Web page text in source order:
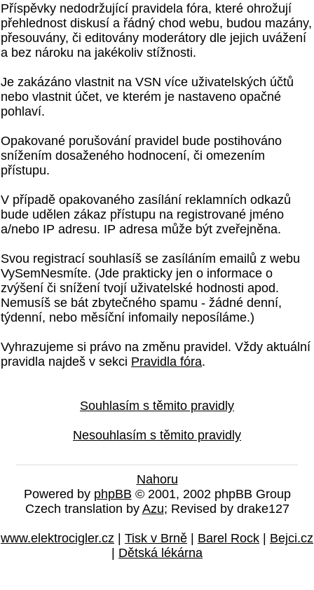
Příspěvky nedodržující pravidela fóra, které ohrožují
přehlednost diskusí a řádný chod webu, budou mazány,
přesouvány, či editovány moderátory dle jejich uvážení
a bez nároku na jakékoliv stížnosti.
Je zakázáno vlastnit na VSN více uživatelských účtů
nebo vlastnit účet, ve kterém je nastaveno opačné
pohlaví.
Opakované porušování pravidel bude postihováno
snížením dosaženého hodnocení, či omezením
přístupu.
V případě opakovaného zasílání reklamních odkazů
bude udělen zákaz přístupu na registrované jméno
a/nebo IP adresu. IP adresa může být zveřejněna.
Svou registrací souhlasíš se zasíláním emailů z webu
VySemNesmíte. (Jde prakticky jen o informace o
zvýšení či snížení tvojí uživatelské hodnosti apod.
Nemusíš se bát zbytečného spamu - žádné denní,
týdenní, nebo měsíční infomaily neposíláme.)
Vyhrazujeme si právo na změnu pravidel. Vždy aktuální
pravidla najdeš v sekci Pravidla fóra.
Souhlasím s těmito pravidly
Nesouhlasím s těmito pravidly
Nahoru
Powered by phpBB © 2001, 2002 phpBB Group
Czech translation by Azu; Revised by drake127
www.elektrocigler.cz | Tisk v Brně | Barel Rock | Bejci.cz
| Dětská lékárna